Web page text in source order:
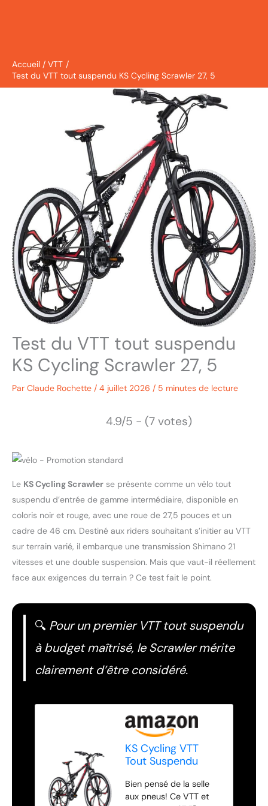
Accueil
VTT
Test du VTT tout suspendu KS Cycling Scrawler 27, 5
Test du VTT tout suspendu
KS Cycling Scrawler 27, 5
Par Claude Rochette / 4 juillet 2026 / 5 minutes de lecture
4.9/5 - (7 votes)
Le KS Cycling Scrawler se présente comme un vélo tout
suspendu d’entrée de gamme intermédiaire, disponible en
coloris noir et rouge, avec une roue de 27,5 pouces et un
cadre de 46 cm. Destiné aux riders souhaitant s’initier au VTT
sur terrain varié, il embarque une transmission Shimano 21
vitesses et une double suspension. Mais que vaut-il réellement
face aux exigences du terrain ? Ce test fait le point.
🔍 Pour un premier VTT tout suspendu
à budget maîtrisé, le Scrawler mérite
clairement d’être considéré.
KS Cycling VTT
Tout Suspendu
Noir-Rouge TC 46
cm
Bien pensé de la selle
aux pneus! Ce VTT et